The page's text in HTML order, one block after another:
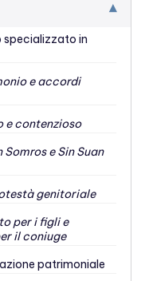
▾
specializzato in
e accordi
e contenzioso
e Sin Suan
genitoriale
per i figli e
il coniuge
patrimoniale